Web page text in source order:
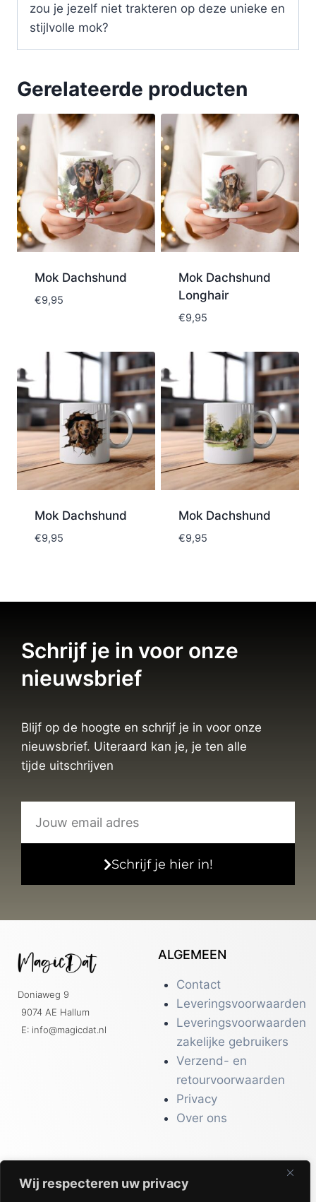
Wij respecteren uw privacy
zou je jezelf niet trakteren op deze unieke en
stijlvolle mok?
Gerelateerde producten
Mok Dachshund
€9,95
Mok Dachshund
Longhair
€9,95
Mok Dachshund
€9,95
Mok Dachshund
€9,95
Schrijf je in voor onze
nieuwsbrief
Blijf op de hoogte en schrijf je in voor onze
nieuwsbrief. Uiteraard kan je, je ten alle
tijde uitschrijven
Schrijf je hier in!
Doniaweg 9
9074 AE Hallum
E: info@magicdat.nl
ALGEMEEN
Contact
Leveringsvoorwaarden
Leveringsvoorwaarden
zakelijke gebruikers
Verzend- en
retourvoorwaarden
Privacy
Over ons
CATALOGI